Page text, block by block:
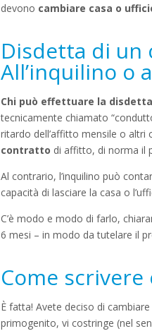
devono cambiare casa o
Disdetta di un
All’inquilino o
Chi può effettuare la disdetta
tecnicamente chiamato
ritardo dell’affitto mensile o altri
contratto di affitto, di norma il
Al contrario, l’inquilino può
capacità di lasciare la casa o
C’è modo e modo di farlo,
6 mesi – in modo da tutelare il
Come
È fatta! Avete deciso di
primogenito, vi costringe (nel